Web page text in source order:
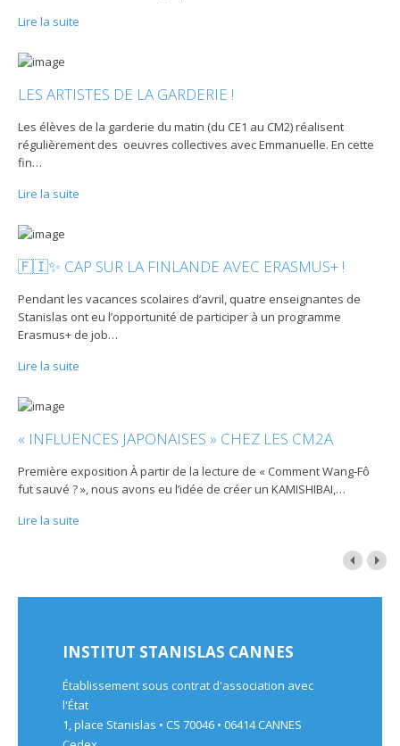
Lire la suite
LES ARTISTES DE LA GARDERIE !
Les élèves de la garderie du matin (du CE1 au CM2) réalisent
régulièrement des oeuvres collectives avec Emmanuelle. En cette
fin…
Lire la suite
🇫🇮✨ CAP SUR LA FINLANDE AVEC ERASMUS+ !
Pendant les vacances scolaires d’avril, quatre enseignantes de
Stanislas ont eu l’opportunité de participer à un programme
Erasmus+ de job…
Lire la suite
« INFLUENCES JAPONAISES » CHEZ LES CM2A
Première exposition À partir de la lecture de « Comment Wang-Fô
fut sauvé ? », nous avons eu l’idée de créer un KAMISHIBAI,…
Lire la suite
INSTITUT STANISLAS CANNES
Établissement sous contrat d'association avec
l'État
1, place Stanislas • CS 70046 • 06414 CANNES